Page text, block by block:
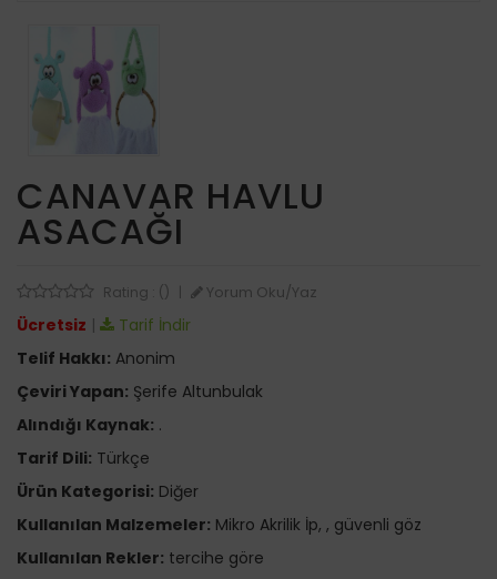
CANAVAR HAVLU
ASACAĞI
Rating : () Yorum Oku/Yaz
Ücretsiz |
Tarif İndir
Telif Hakkı: Anonim
Çeviri Yapan: Şerife Altunbulak
Alındığı Kaynak: .
Tarif Dili: Türkçe
Ürün Kategorisi: Diğer
Kullanılan Malzemeler: Mikro Akrilik İp, , güvenli göz
Kullanılan Rekler: tercihe göre